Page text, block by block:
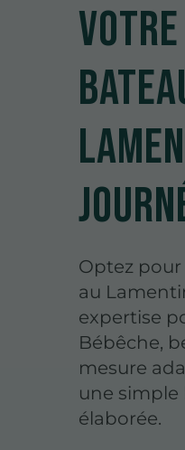
Optez pour
au
expertise
Bébêche,
mesure
une simple
élaborée.